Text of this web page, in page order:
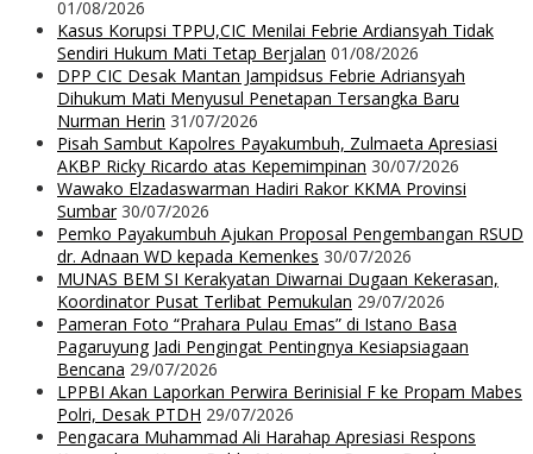
01/08/2026
Kasus Korupsi TPPU,CIC Menilai Febrie Ardiansyah Tidak
Sendiri Hukum Mati Tetap Berjalan 01/08/2026
DPP CIC Desak Mantan Jampidsus Febrie Adriansyah
Dihukum Mati Menyusul Penetapan Tersangka Baru
Nurman Herin 31/07/2026
Pisah Sambut Kapolres Payakumbuh, Zulmaeta Apresiasi
AKBP Ricky Ricardo atas Kepemimpinan 30/07/2026
Wawako Elzadaswarman Hadiri Rakor KKMA Provinsi
Sumbar 30/07/2026
Pemko Payakumbuh Ajukan Proposal Pengembangan RSUD
dr. Adnaan WD kepada Kemenkes 30/07/2026
MUNAS BEM SI Kerakyatan Diwarnai Dugaan Kekerasan,
Koordinator Pusat Terlibat Pemukulan 29/07/2026
Pameran Foto “Prahara Pulau Emas” di Istano Basa
Pagaruyung Jadi Pengingat Pentingnya Kesiapsiagaan
Bencana 29/07/2026
LPPBI Akan Laporkan Perwira Berinisial F ke Propam Mabes
Polri, Desak PTDH 29/07/2026
Pengacara Muhammad Ali Harahap Apresiasi Respons